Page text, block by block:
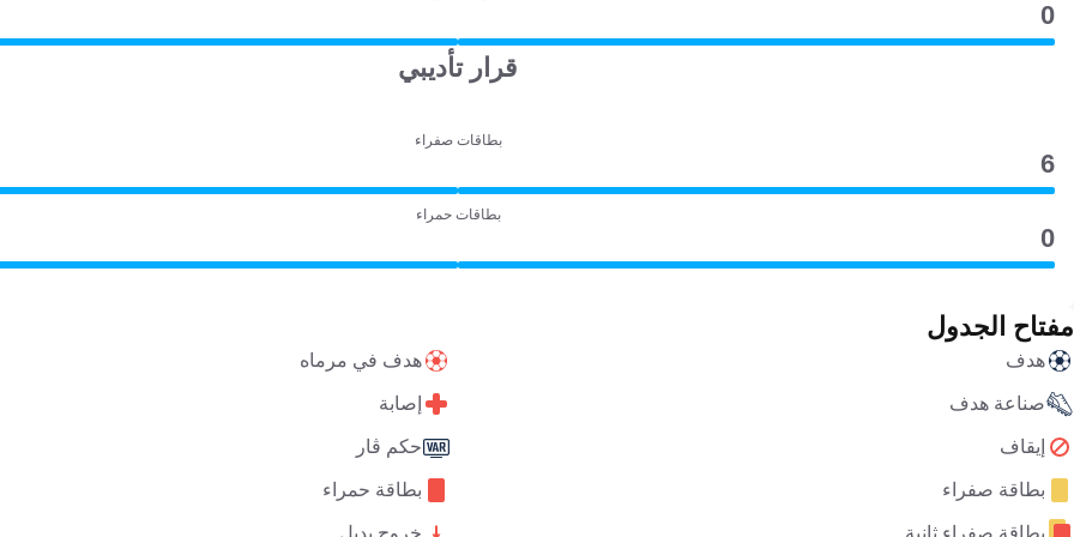
0
قرار تأديبي
بطاقات صفراء
6
بطاقات حمراء
0
مفتاح الجدول
هدف هدف في مرماه
صناعة هدف إصابة
إيقاف حكم ڤار
بطاقة صفراء بطاقة حمراء
بطاقة صفراء ثانية خروج بديل